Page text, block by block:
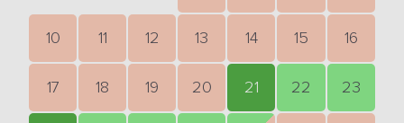
10 11 12 13 14 15 16
17 18 19 20 21 22 23